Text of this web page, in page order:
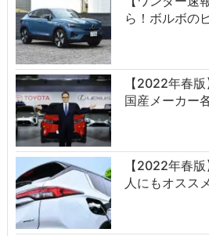
ら！ボルボの
【2022年春
国産メーカー
【2022年春
人にもオスス